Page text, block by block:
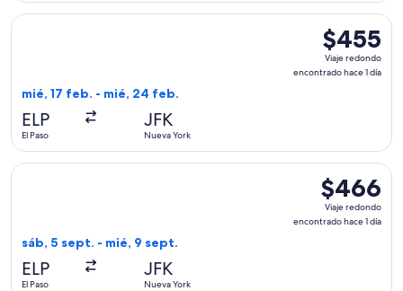
$455
Viaje
redondo,
$455
Viaje redondo
encontrado hace 1 día
mié, 17 feb. - mié, 24 feb.
ELP
El Paso
JFK
Nueva York
Seleccionar vuelo de Delta, con salida el mié, 17 feb.
$466
Viaje
redondo,
$466
Viaje redondo
encontrado hace 1 día
sáb, 5 sept. - mié, 9 sept.
ELP
El Paso
JFK
Nueva York
Seleccionar vuelo de Delta, con salida el sáb, 5 sept.